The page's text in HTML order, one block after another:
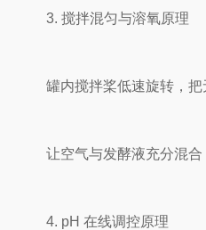
3. 搅拌混匀与溶氧原理
罐内搅拌桨低速旋转，把
让空气与发酵液充分混合
4. pH 在线调控原理